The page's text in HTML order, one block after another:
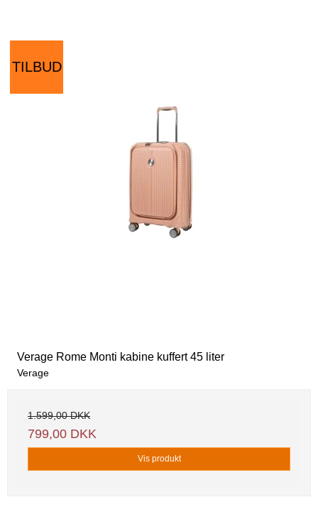
TILBUD
Verage Rome Monti kabine kuffert 45 liter
Verage
1.599,00 DKK
799,00 DKK
Vis produkt